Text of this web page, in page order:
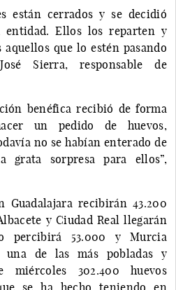
están cerrados y se decidió
Ellos los reparten y
que lo estén pasando
Sierra, responsable de
benéfica recibió de forma
un pedido de huevos,
no se habían enterado de
sorpresa para ellos”,
Guadalajara recibirán 43.200
y Ciudad Real llegarán
percibirá 53.000 y Murcia
una de las más pobladas y
miércoles 302.400 huevos
se ha hecho teniendo en